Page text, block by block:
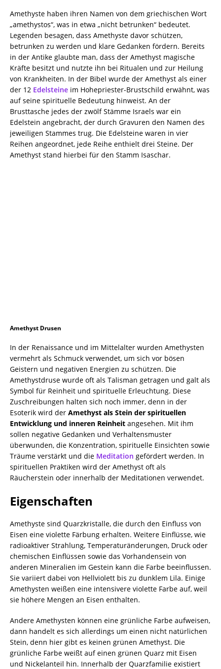
Amethyste haben ihren Namen von dem griechischen Wort
„amethystos“, was in etwa „nicht betrunken“ bedeutet.
Legenden besagen, dass Amethyste davor schützen,
betrunken zu werden und klare Gedanken fördern. Bereits
in der Antike glaubte man, dass der Amethyst magische
Kräfte besitzt und nutzte ihn bei Ritualen und zur Heilung
von Krankheiten. In der Bibel wurde der Amethyst als einer
der 12 Edelsteine im Hohepriester-Brustschild erwähnt, was
auf seine spirituelle Bedeutung hinweist. An der
Brusttasche jedes der zwölf Stämme Israels war ein
Edelstein angebracht, der durch Gravuren den Namen des
jeweiligen Stammes trug. Die Edelsteine waren in vier
Reihen angeordnet, jede Reihe enthielt drei Steine. Der
Amethyst stand hierbei für den Stamm Isaschar.
Amethyst Drusen
In der Renaissance und im Mittelalter wurden Amethysten
vermehrt als Schmuck verwendet, um sich vor bösen
Geistern und negativen Energien zu schützen. Die
Amethystdruse wurde oft als Talisman getragen und galt als
Symbol für Reinheit und spirituelle Erleuchtung. Diese
Zuschreibungen halten sich noch immer, denn in der
Esoterik wird der Amethyst als Stein der spirituellen
Entwicklung und inneren Reinheit angesehen. Mit ihm
sollen negative Gedanken und Verhaltensmuster
überwunden, die Konzentration, spirituelle Einsichten sowie
Träume verstärkt und die Meditation gefördert werden. In
spirituellen Praktiken wird der Amethyst oft als
Räucherstein oder innerhalb der Meditationen verwendet.
Eigenschaften
Amethyste sind Quarzkristalle, die durch den Einfluss von
Eisen eine violette Färbung erhalten. Weitere Einflüsse, wie
radioaktiver Strahlung, Temperaturänderungen, Druck oder
chemischen Einflüssen sowie das Vorhandensein von
anderen Mineralien im Gestein kann die Farbe beeinflussen.
Sie variiert dabei von Hellviolett bis zu dunklem Lila. Einige
Amethysten weißen eine intensivere violette Farbe auf, weil
sie höhere Mengen an Eisen enthalten.
Andere Amethysten können eine grünliche Farbe aufweisen,
dann handelt es sich allerdings um einen nicht natürlichen
Stein, denn hier gibt es keinen grünen Amethyst. Die
grünliche Farbe weißt auf einen grünen Quarz mit Eisen
und Nickelanteil hin. Innerhalb der Quarzfamilie existiert